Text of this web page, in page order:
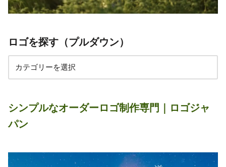
ロゴを探す（プルダウン）
シンプルなオーダーロゴ制作専門｜ロゴジャ
パン